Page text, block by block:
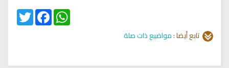
Twitter
FacebookWhatsApp
تابع أيضا :مواضيع ذات صلة